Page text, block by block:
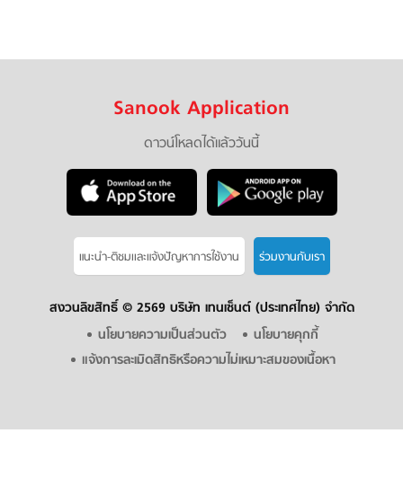
Sanook Application
ดาวน์โหลดได้แล้ววันนี้
แนะนำ-ติชมเเละแจ้งปัญหาการใช้งาน ร่วมงานกับเรา
สงวนลิขสิทธิ์ © 2569 บริษัท เทนเซ็นต์ (ประเทศไทย) จำกัด
นโยบายความเป็นส่วนตัว
นโยบายคุกกี้
แจ้งการละเมิดสิทธิหรือความไม่เหมาะสมของเนื้อหา